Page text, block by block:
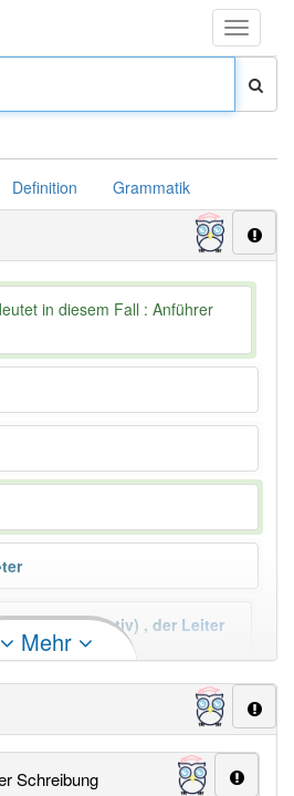
Toggle
Definition Grammatik
in diesem Fall : Anführer
Leiter(Substantiv) , der Leiter
Leitern, die Leitern
Leiter Duden
Mehr
Schreibung